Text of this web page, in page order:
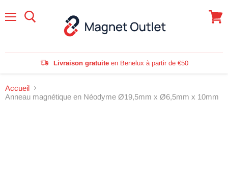
Livraison gratuite en Benelux à partir de €50
Accueil
Anneau magnétique en Néodyme Ø19,5mm x Ø6,5mm x 10mm